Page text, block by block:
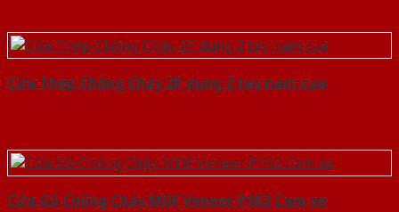
Cửa Thép Chống Cháy 2P dung 2 tay nam cua
Cửa Gỗ Chống Cháy MDF Veneer P1R2 Cam xe